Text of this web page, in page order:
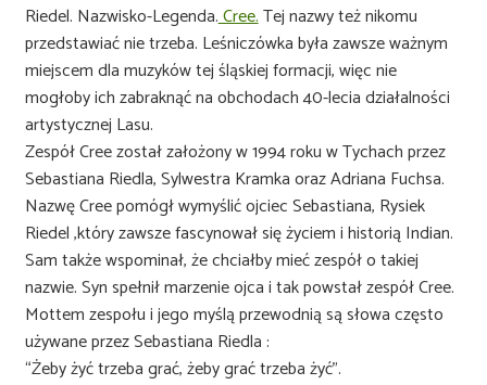
Riedel. Nazwisko-Legenda.Cree.Tej nazwy też nikomu
przedstawiać nie trzeba. Leśniczówka była zawsze ważnym
miejscem dla muzyków tej śląskiej formacji, więc nie
mogłoby ich zabraknąć na obchodach 40-lecia działalności
artystycznej Lasu.
Zespół Cree został założony w 1994 roku w Tychach przez
Sebastiana Riedla, Sylwestra Kramka oraz Adriana Fuchsa.
Nazwę Cree pomógł wymyślić ojciec Sebastiana, Rysiek
Riedel ,który zawsze fascynował się życiem i historią Indian.
Sam także wspominał, że chciałby mieć zespół o takiej
nazwie. Syn spełnił marzenie ojca i tak powstał zespół Cree.
Mottem zespołu i jego myślą przewodnią są słowa często
używane przez Sebastiana Riedla :
“Żeby żyć trzeba grać, żeby grać trzeba żyć”.